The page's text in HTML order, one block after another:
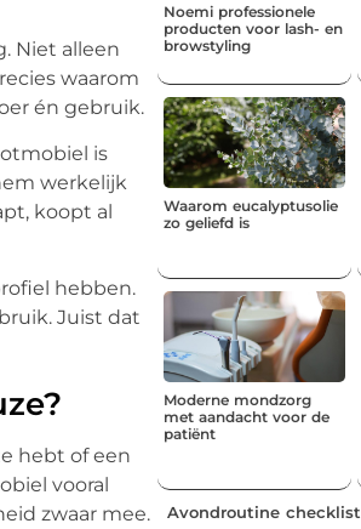
Niet alleen
waarom
én gebruik.
is
werkelijk
koopt al
hebben.
Juist dat
hebt of een
vooral
zwaar mee.
Noemi professionele
producten voor lash- en
browstyling
Waarom eucalyptusolie
zo geliefd is
Moderne mondzorg
met aandacht voor de
patiënt
Avondroutine checklist